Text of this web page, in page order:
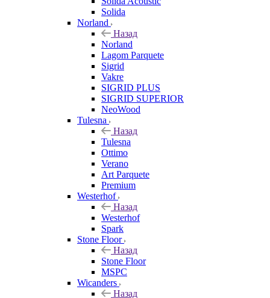
Solida
Norland
Назад
Norland
Lagom Parquete
Sigrid
Vakre
SIGRID PLUS
SIGRID SUPERIOR
NeoWood
Tulesna
Назад
Tulesna
Ottimo
Verano
Art Parquete
Premium
Westerhof
Назад
Westerhof
Spark
Stone Floor
Назад
Stone Floor
MSPC
Wicanders
Назад